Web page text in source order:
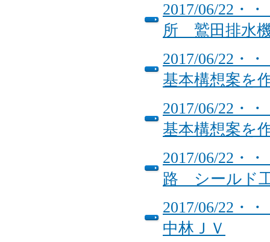
2017/06/22・
所 鷲田排水
2017/06/22・
基本構想案を
2017/06/22・
基本構想案を
2017/06/22・
路 シールド
2017/06/22・
中林ＪＶ